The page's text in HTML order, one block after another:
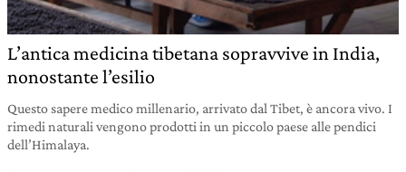
L’antica medicina tibetana sopravvive in India,
nonostante l’esilio
Questo sapere medico millenario, arrivato dal Tibet, è ancora vivo. I
rimedi naturali vengono prodotti in un piccolo paese alle pendici
dell’Himalaya.